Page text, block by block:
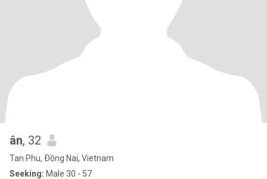
ân, 32
Tan Phu, Ðồng Nai, Vietnam
Seeking: Male 30 - 57